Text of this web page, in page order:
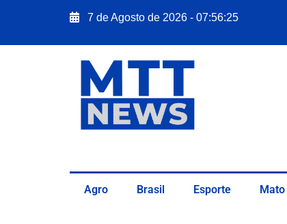
7 de Agosto de 2026 - 07:56:27
Agro Brasil Esporte